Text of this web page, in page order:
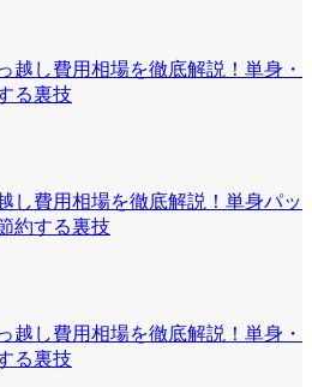
越し費用相場を徹底解説！単身・
る裏技
し費用相場を徹底解説！単身パッ
約する裏技
越し費用相場を徹底解説！単身・
る裏技